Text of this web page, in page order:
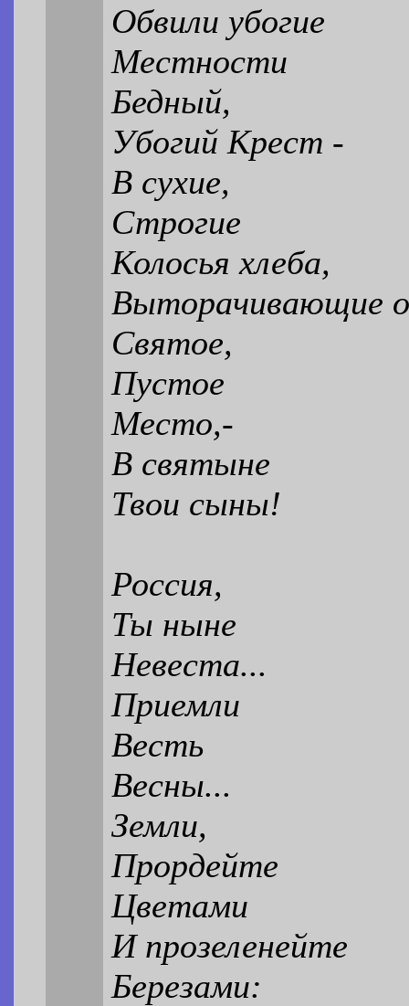
Обвили убогие
Местности
Бедный,
Убогий Крест -
В сухие,
Строгие
Колосья хлеба,
Выторачивающие
Святое,
Пустое
Место,-
В святыне
Твои сыны!
Россия,
Ты ныне
Невеста...
Приемли
Весть
Весны...
Земли,
Прордейте
Цветами
И прозеленейте
Березами: